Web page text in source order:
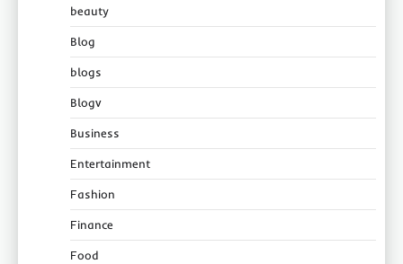
beauty
Blog
blogs
Blogv
Business
Entertainment
Fashion
Finance
Food